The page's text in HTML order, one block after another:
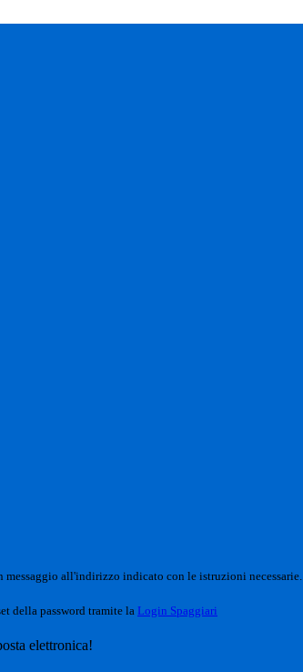
messaggio all'indirizzo indicato con le istruzioni necessarie.
della password tramite la Login Spaggiari
elettronica!